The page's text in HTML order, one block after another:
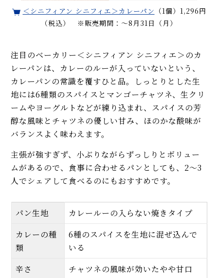
＜シニフィアン シニフィエ＞カレーパン （1個）1,296円
（税込） ※販売期間：～8月31日（月）
注目のベーカリー＜シニフィアン シニフィエ＞のカ
レーパンは、カレーのルーが入っていないという、
カレーパンの常識を覆すひと品。しっとりとした生
地には6種類のスパイスとマンゴーチャツネ、生クリ
ームやヨーグルトなどが練り込まれ、スパイスの芳
醇な風味とチャツネの優しい甘み、ほのかな酸味が
バランスよく味わえます。
主張が強すぎず、小ぶりながらずっしりとボリュー
ムがあるので、食事に合わせるパンとしても、2～3
人でシェアして食べるのにもおすすめです。
パン生地
カレールーの入らない焼きタイプ
カレーの種
類
6種のスパイスを生地に混ぜ込んで
いる
辛さ
チャツネの風味が効いたやや甘口